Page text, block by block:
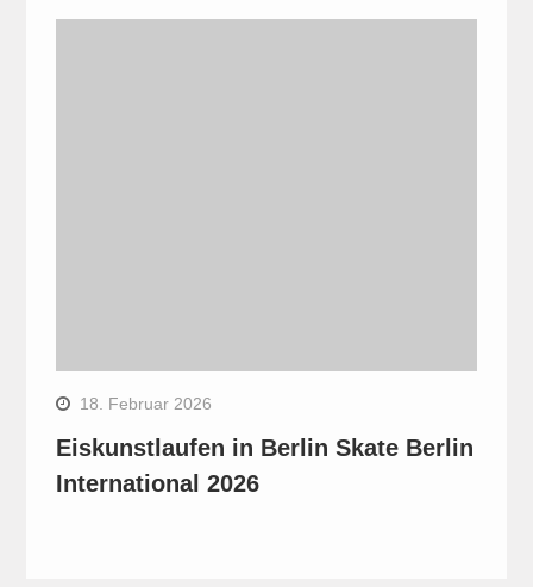
18. Februar 2026
Eiskunstlaufen in Berlin Skate Berlin
International 2026